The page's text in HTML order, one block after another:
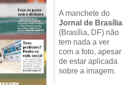
A manchete do
Jornal de Brasília
(Brasília, DF) não
tem nada a ver
com a foto, apesar
de estar aplicada
sobre a imagem.